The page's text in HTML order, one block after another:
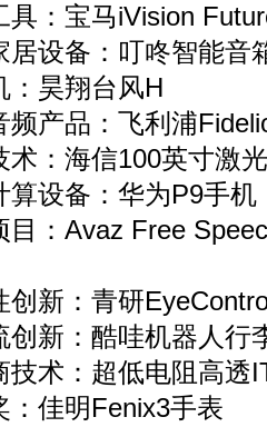
具：宝马iVision
居设备：叮咚智能音
：昊翔台风H
频产品：飞利浦
术：海信100英寸激
算设备：华为P9手机
目：Avaz Free
创新：青研
创新：酷哇机器人行
技术：超低电阻高透
：佳明Fenix3手表